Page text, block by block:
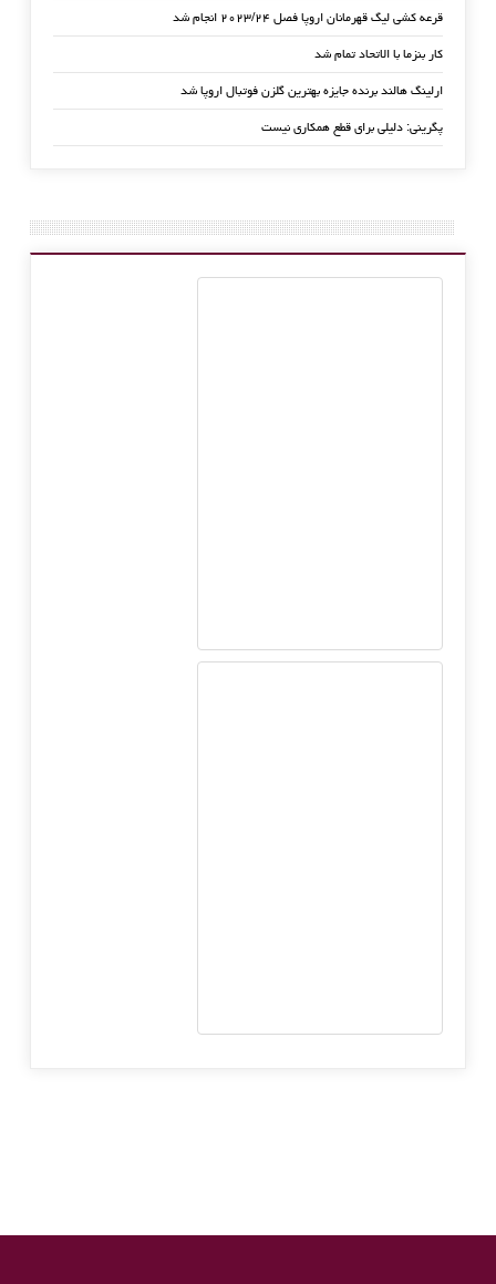
قرعه کشی لیگ قهرمانان اروپا فصل ۲۰۲۳/۲۴ انجام شد
کار بنزما با الاتحاد تمام شد
ارلینگ هالند برنده جایزه بهترین گلزن فوتبال اروپا شد
پگرینی: دلیلی برای قطع همکاری نیست